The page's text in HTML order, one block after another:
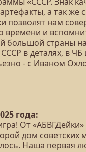
а так же
позволят нам
времени и
большой страны
в деталях, в ЧБ
- с Иваном
года:
От
дом советских
Наша первая